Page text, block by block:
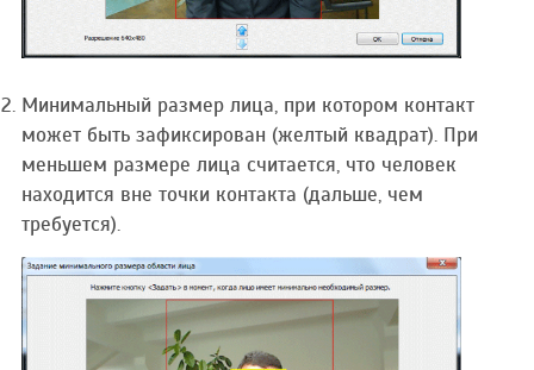
Минимальный размер лица, при котором контакт
может быть зафиксирован (желтый квадрат). При
меньшем размере лица считается, что человек
находится вне точки контакта (дальше, чем
требуется).